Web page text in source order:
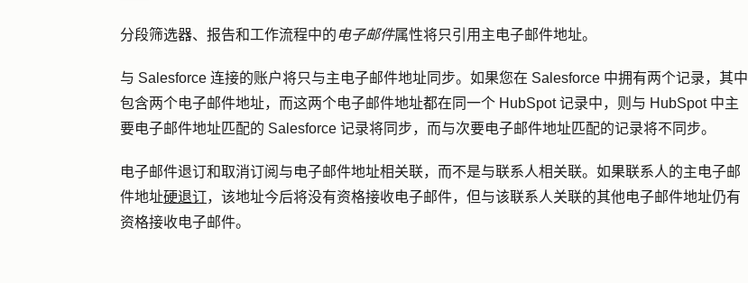
分段筛选器、报告和工作流程中的电子邮件属性将只引用主电子邮件地址。
与 Salesforce 连接的账户将只与主电子邮件地址同步。如果您在 Salesforce 中拥有两个记录，其中
包含两个电子邮件地址，而这两个电子邮件地址都在同一个 HubSpot 记录中，则与 HubSpot 中主
要电子邮件地址匹配的 Salesforce 记录将同步，而与次要电子邮件地址匹配的记录将不同步。
电子邮件退订和取消订阅与电子邮件地址相关联，而不是与联系人相关联。如果联系人的主电子邮
件地址硬退订，该地址今后将没有资格接收电子邮件，但与该联系人关联的其他电子邮件地址仍有
资格接收电子邮件。